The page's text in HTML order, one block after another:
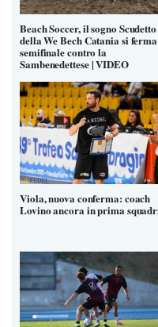
Beach Soccer, il sogno Scudetto
della We Bech Catania si
semifinale contro la
Sambenedettese | VIDEO
Viola, nuova conferma: coach
Lovino ancora in prima